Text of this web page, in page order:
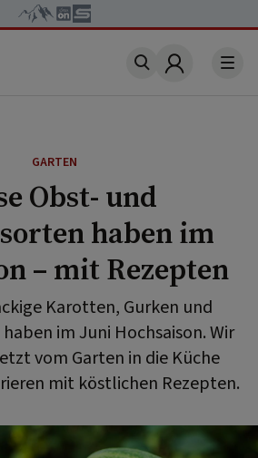
Account
GARTEN
Obst- und
haben im
– mit Rezepten
Karotten, Gurken und
im Juni Hochsaison. Wir
vom Garten in die Küche
mit köstlichen Rezepten.